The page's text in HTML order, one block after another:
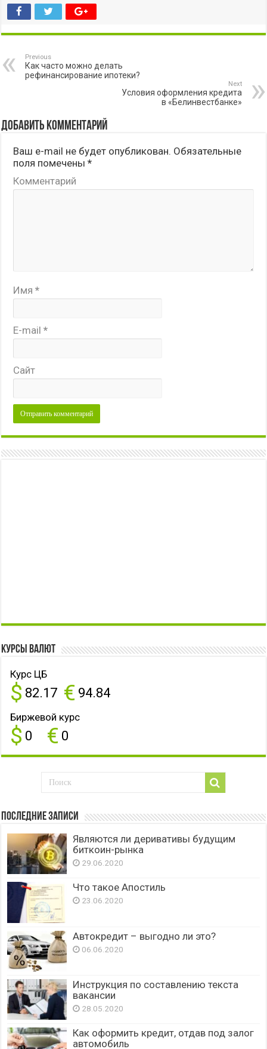
Previous
Как часто можно делать
рефинансирование ипотеки?
Next
Условия оформления кредита
в «Белинвестбанке»
Добавить комментарий
Ваш e-mail не будет опубликован. Обязательные
поля помечены*
Комментарий
Имя*
E-mail*
Сайт
Курсы валют
Курс ЦБ
$ 82.17 € 94.84
Биржевой курс
$ 0 € 0
Последние записи
Являются ли деривативы будущим
биткоин-рынка
29.06.2020
Что такое Апостиль
23.06.2020
Автокредит – выгодно ли это?
06.06.2020
Инструкция по составлению текста
вакансии
28.05.2020
Как оформить кредит, отдав под залог
автомобиль